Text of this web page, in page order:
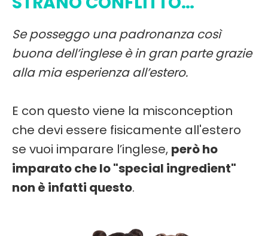
Se posseggo una padronanza così
buona dell’inglese è in gran parte grazie
alla mia esperienza all’estero.
E con questo viene la misconception
che devi essere fisicamente all'estero
se vuoi imparare l’inglese, però ho
imparato che lo "special ingredient"
non è infatti questo.